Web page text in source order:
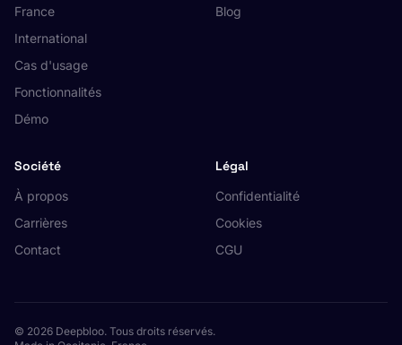
France
International
Cas d'usage
Fonctionnalités
Démo
Blog
Société
À propos
Carrières
Contact
Légal
Confidentialité
Cookies
CGU
© 2026 Deepbloo. Tous droits réservés.